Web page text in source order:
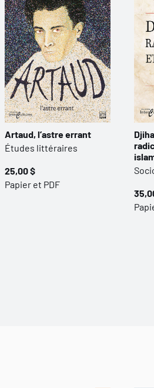
Artaud, l’astre errant
Études littéraires
25,00 $
Papier et PDF